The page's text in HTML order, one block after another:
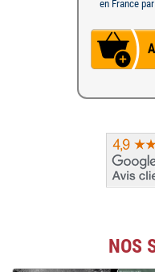
en France par
NOS